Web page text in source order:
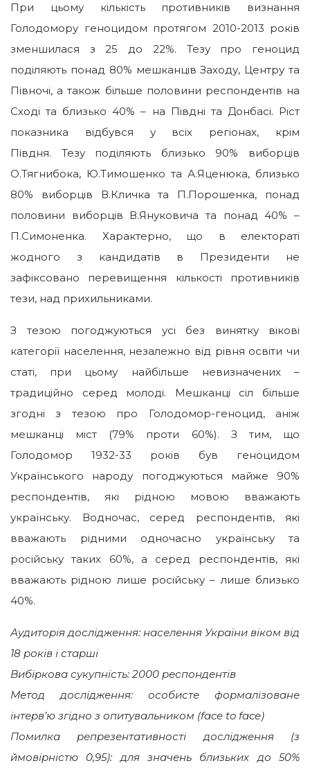
При цьому кількість противників визнання
Голодомору геноцидом протягом 2010-2013 років
зменшилася з 25 до 22%. Тезу про геноцид
поділяють понад 80% мешканців Заходу, Центру та
Півночі, а також більше половини респондентів на
Сході та близько 40% – на Півдні та Донбасі. Ріст
показника відбувся у всіх регіонах, крім
Півдня. Тезу поділяють близько 90% виборців
О.Тягнибока, Ю.Тимошенко та А.Яценюка, близько
80% виборців В.Кличка та П.Порошенка, понад
половини виборців В.Януковича та понад 40% –
П.Симоненка. Характерно, що в електораті
жодного з кандидатів в Президенти не
зафіксовано перевищення кількості противників
тези, над прихильниками.
З тезою погоджуються усі без винятку вікові
категорії населення, незалежно від рівня освіти чи
статі, при цьому найбільше невизначених –
традиційно серед молоді. Мешканці сіл більше
згодні з тезою про Голодомор-геноцид, аніж
мешканці міст (79% проти 60%). З тим, що
Голодомор 1932-33 років був геноцидом
Українського народу погоджуються майже 90%
респондентів, які рідною мовою вважають
українську. Водночас, серед респондентів, які
вважають рідними одночасно українську та
російську таких 60%, а серед респондентів, які
вважають рідною лише російську – лише близько
40%.
Аудиторія дослідження: населення України віком від
18 років і старші
Вибіркова сукупність: 2000 респондентів
Метод дослідження: особисте формалізоване
інтерв’ю згідно з опитувальником (face to face)
Помилка репрезентативності дослідження (з
ймовірністю 0,95): для значень близьких до 50%